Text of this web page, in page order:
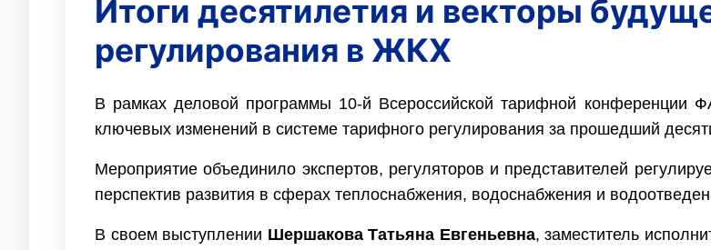
Итоги десятилетия и векторы
регулирования в ЖКХ
В рамках деловой программы 10-й Всероссийской тарифной конференции
ключевых изменений в системе тарифного регулирования за прошедший
Мероприятие объединило экспертов, регуляторов и представителей
перспектив развития в сферах теплоснабжения, водоснабжения и
В своем выступлении Шершакова Татьяна Евгеньевна, заместитель